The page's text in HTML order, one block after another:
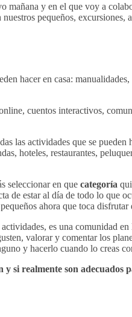
mañana y en el que voy a
nuestros pequeños,
hacer en casa:
cuentos interactivos,
las actividades que se pueden
hoteles, restaurantes,
seleccionar en que categoría
de estar al día de todo lo que
ahora que toca disfrutar
es una comunidad
valorar y comentar los
y hacerlo cuando lo creas
si realmente son adecuados